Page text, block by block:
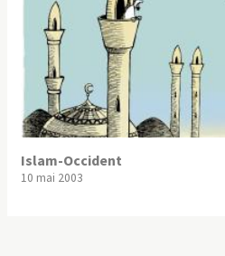
Islam-Occident
10 mai 2003